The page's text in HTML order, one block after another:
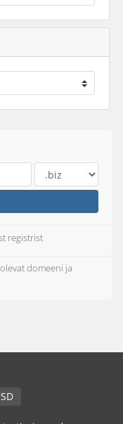
registrist
domeeni ja
/ $ USD